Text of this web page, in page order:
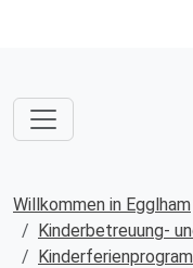
Willkommen in Egglham
Kinderbetreuung-